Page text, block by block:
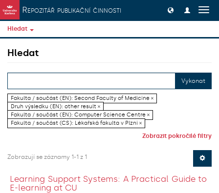
Přeskočit na obsah
Repozitář publikační činnosti
Hledat
Hledat
Vykonat
Fakulta / součást (EN): Second Faculty of Medicine ×
Druh výsledku (EN): other result ×
Fakulta / součást (EN): Computer Science Centre ×
Fakulta / součást (CS): Lékařská fakulta v Plzni ×
Zobrazit pokročilé filtry
Zobrazují se záznamy 1-1 z 1
Learning Support Systems: A Practical Guide to
E-learning at CU